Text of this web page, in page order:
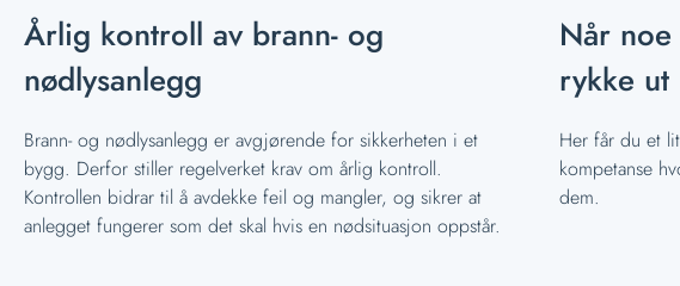
Årlig kontroll av brann- og
nødlysanlegg
Brann- og nødlysanlegg er avgjørende for sikkerheten i et
bygg. Derfor stiller regelverket krav om årlig kontroll.
Kontrollen bidrar til å avdekke feil og mangler, og sikrer at
anlegget fungerer som det skal hvis en nødsituasjon oppstår.
Når
rykke ut
Her får du et
kompetanse
dem.